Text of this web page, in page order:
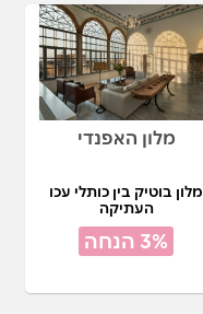
מלון האפנדי
מלון בוטיק בין כותלי עכו
העתיקה
3% הנחה